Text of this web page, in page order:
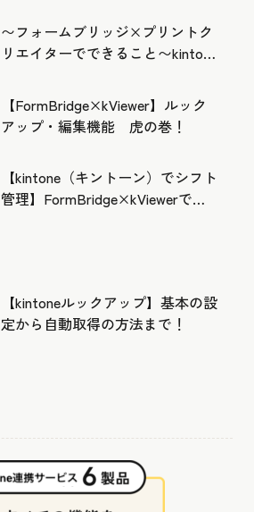
〜フォームブリッジ×プリントク
リエイターでできること〜kintone
【FormBridge×kViewer】ルック
アップ・編集機能 虎の巻！
【kintone（キントーン）でシフト
管理】FormBridge×kViewerで作
【kintoneルックアップ】基本の設
定から自動取得の方法まで！